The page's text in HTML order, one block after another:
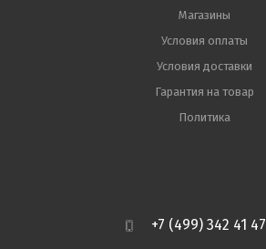
Магазины
Условия оплаты
Условия доставки
Гарантия на товар
Политика
+7 (499) 342 41 47